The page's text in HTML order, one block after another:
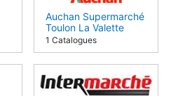
Auchan Supermarché
Toulon La Valette
(83160)
1 Catalogues